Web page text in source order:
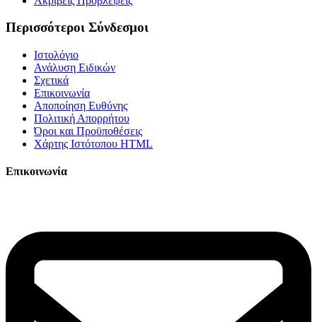
Περισσότεροι Σύνδεσμοι
Ιστολόγιο
Ανάλυση Ειδικών
Σχετικά
Επικοινωνία
Αποποίηση Ευθύνης
Πολιτική Απορρήτου
Όροι και Προϋποθέσεις
Χάρτης Ιστότοπου HTML
Επικοινωνία